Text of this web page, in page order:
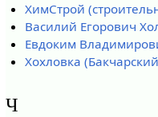
ХимСтрой
Василий Егорович
Евдоким
Хохловка
Ч